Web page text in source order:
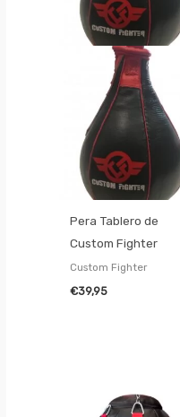
Pera Tablero de
Custom Fighter
Custom Fighter
€39,95